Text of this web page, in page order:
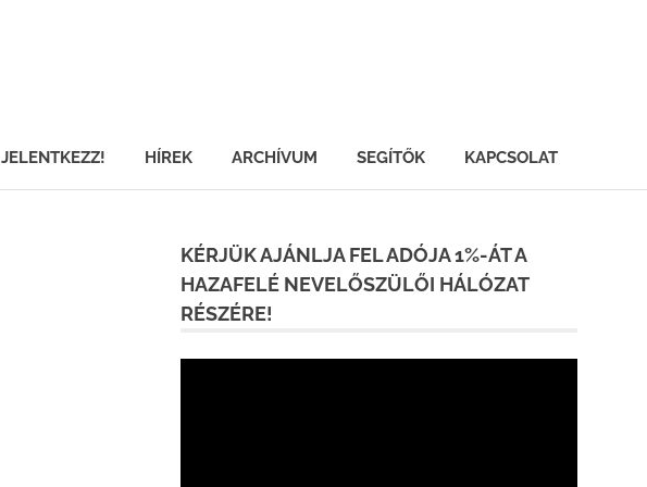
JELENTKEZZ! HÍREK ARCHÍVUM SEGÍTŐK KAPCSOLAT
KÉRJÜK AJÁNLJA FEL ADÓJA 1%-ÁT A
HAZAFELÉ NEVELŐSZÜLŐI HÁLÓZAT
RÉSZÉRE!